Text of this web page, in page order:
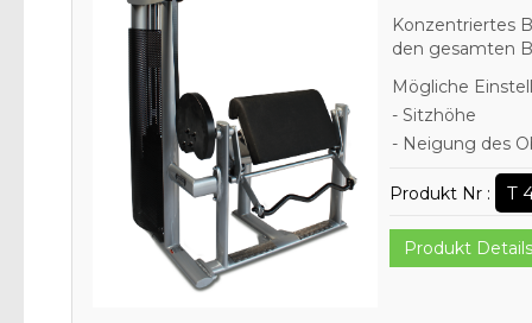
Konzentriertes
den gesamten
Mögliche
- Sitzhöhe
- Neigung des
Produkt Nr : T
Produkt